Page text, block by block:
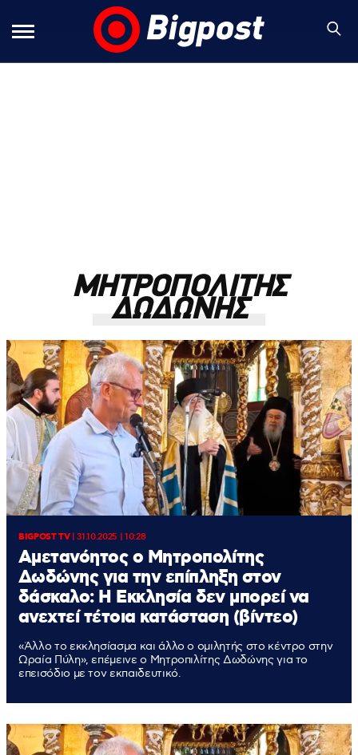
ΜΗΤΡΟΠΟΛΙΤΗΣ
ΔΩΔΩΝΗΣ
BIGPOST TV|31.10.2025 | 10:28
Αμετανόητος ο Μητροπολίτης
Δωδώνης για την επίπληξη στον
δάσκαλο: Η Εκκλησία δεν μπορεί να
ανεχτεί τέτοια κατάσταση (βίντεο)
«Άλλο το εκκλησίασμα και άλλο ο ομιλητής στο κέντρο στην
Ωραία Πύλη», επέμεινε ο Μητροπιλίτης Δωδώνης για το
επεισόδιο με τον εκπαιδευτικό.